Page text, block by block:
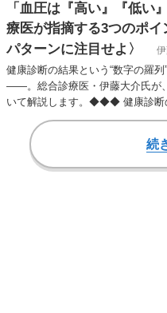
「血圧は『高い』『低い
療医が指摘する3つのポ
パターンに注目せよ〉
健康診断の結果という“数字の羅
――。総合診療医・伊藤大介氏が
いて解説します。◆◆◆ 健康診断
気にされていると…
続